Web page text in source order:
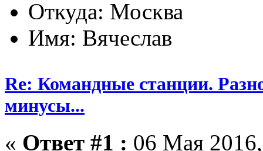
Откуда: Москва
Имя: Вячеслав
Re: Командные станции.
минусы...
« Ответ #1 : 06 Мая